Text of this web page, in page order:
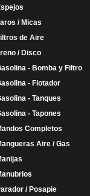
/ Micas
de Aire
/ Disco
- Bomba y Filtro
- Flotador
- Tanques
- Tapones
Completos
Aire / Gas
/ Posapie